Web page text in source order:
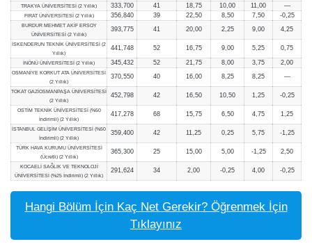
TRAKYA ÜNİVERSİTESİ (2 Yıllık) 333,700 41 18,75 10,00 11,00 —
FIRAT ÜNİVERSİTESİ (2 Yıllık) 356,840 39 22,50 8,50 7,50 -0,25
BURDUR MEHMET AKİF ERSOY
ÜNİVERSİTESİ (2 Yıllık)
393,775 41 20,00 2,25 9,00 4,25
İSKENDERUN TEKNİK ÜNİVERSİTESİ (2
Yıllık)
441,748 52 16,75 9,00 5,25 0,75
İNÖNÜ ÜNİVERSİTESİ (2 Yıllık) 345,432 52 21,75 8,00 3,75 2,00
OSMANİYE KORKUT ATA ÜNİVERSİTESİ
(2 Yıllık)
370,550 40 16,00 8,25 8,25 —
TOKAT GAZİOSMANPAŞA ÜNİVERSİTESİ
(2 Yıllık)
452,798 42 16,50 10,50 1,25 -0,25
OSTİM TEKNİK ÜNİVERSİTESİ (%50
İndirimli) (2 Yıllık)
417,278 68 15,75 6,50 4,75 1,25
İSTANBUL GELİŞİM ÜNİVERSİTESİ (%50
İndirimli) (2 Yıllık)
359,400 42 11,25 0,25 5,75 -1,25
TÜRK HAVA KURUMU ÜNİVERSİTESİ
(Ücretli) (2 Yıllık)
365,300 25 15,00 5,00 -1,25 2,50
KOCAELİ SAĞLIK VE TEKNOLOJİ
ÜNİVERSİTESİ (%25 İndirimli) (2 Yıllık)
291,624 34 2,00 -0,25 4,00 -0,25
Hangi Bölüm İçin Kaç Net Gerekir? Öğrenmek İçin
Tıklayınız